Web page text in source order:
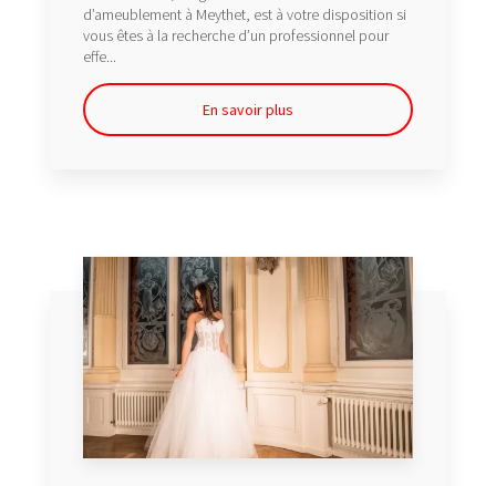
d’ameublement à Meythet, est à votre disposition si
vous êtes à la recherche d’un professionnel pour
effe...
En savoir plus